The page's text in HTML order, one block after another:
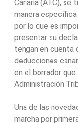
Canaria (ATC), se
manera
por lo que es
presentar su
tengan en cuenta
deducciones
en el borrador
Administración
Una de las
marcha por